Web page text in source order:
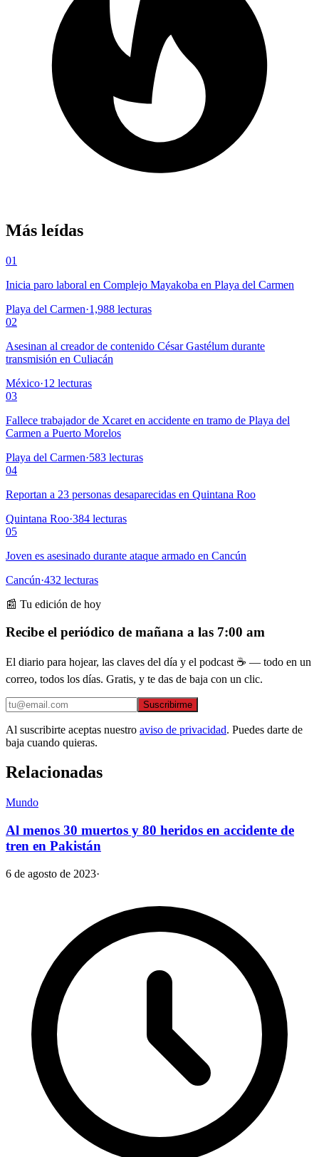
Más leídas
01
Inicia paro laboral en Complejo Mayakoba en Playa del Carmen
Playa del Carmen·1,988 lecturas
02
Asesinan al creador de contenido César Gastélum durante
transmisión en Culiacán
México·12 lecturas
03
Fallece trabajador de Xcaret en accidente en tramo de Playa del
Carmen a Puerto Morelos
Playa del Carmen·583 lecturas
04
Reportan a 23 personas desaparecidas en Quintana Roo
Quintana Roo·384 lecturas
05
Joven es asesinado durante ataque armado en Cancún
Cancún·432 lecturas
📰 Tu edición de hoy
Recibe el periódico de mañana a las 7:00 am
El diario para hojear, las claves del día y el podcast ☕ — todo en un
correo, todos los días. Gratis, y te das de baja con un clic.
Suscribirme
Al suscribirte aceptas nuestro aviso de privacidad. Puedes darte de
baja cuando quieras.
Relacionadas
Mundo
Al menos 30 muertos y 80 heridos en accidente de
tren en Pakistán
6 de agosto de 2023·